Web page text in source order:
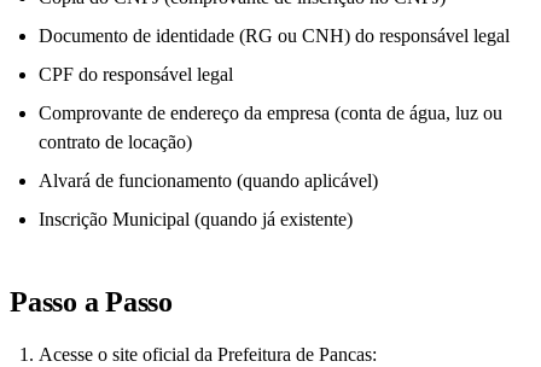
Documento de identidade (RG ou CNH) do responsável legal
CPF do responsável legal
Comprovante de endereço da empresa (conta de água, luz ou
contrato de locação)
Alvará de funcionamento (quando aplicável)
Inscrição Municipal (quando já existente)
Passo a Passo
Acesse o site oficial da Prefeitura de Pancas: